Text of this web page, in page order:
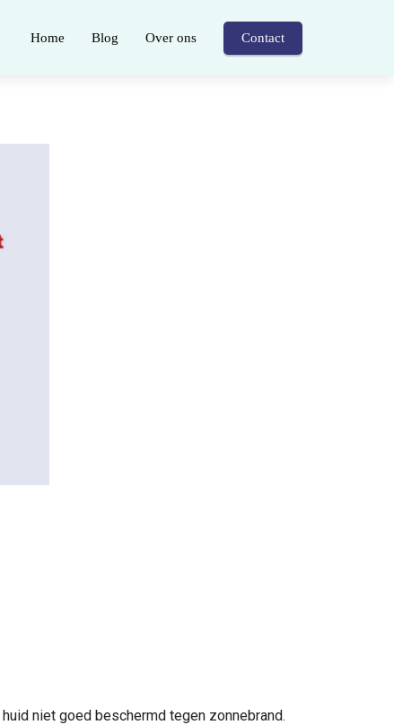
Home Blog Over ons Contact
niet goed beschermd tegen zonnebrand.